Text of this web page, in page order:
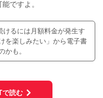
ですよ。
けるには月額料金が発生す
を楽しみたい」から電子書
も。
で読む